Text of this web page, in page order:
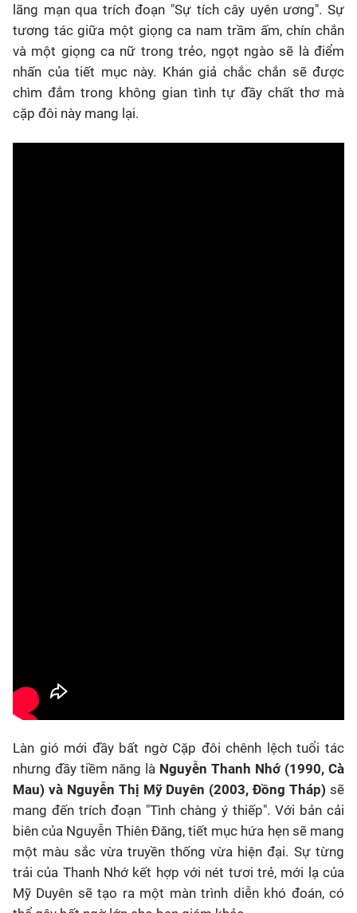
lãng mạn qua trích đoạn "Sự tích cây uyên ương". Sự
tương tác giữa một giọng ca nam trầm ấm, chín chắn
và một giọng ca nữ trong trẻo, ngọt ngào sẽ là điểm
nhấn của tiết mục này. Khán giả chắc chắn sẽ được
chìm đắm trong không gian tình tự đầy chất thơ mà
cặp đôi này mang lại.
Làn gió mới đầy bất ngờ Cặp đôi chênh lệch tuổi tác
nhưng đầy tiềm năng là Nguyễn Thanh Nhớ (1990, Cà
Mau) và Nguyễn Thị Mỹ Duyên (2003, Đồng Tháp) sẽ
mang đến trích đoạn "Tình chàng ý thiếp". Với bản cải
biên của Nguyễn Thiên Đăng, tiết mục hứa hẹn sẽ mang
một màu sắc vừa truyền thống vừa hiện đại. Sự từng
trải của Thanh Nhớ kết hợp với nét tươi trẻ, mới lạ của
Mỹ Duyên sẽ tạo ra một màn trình diễn khó đoán, có